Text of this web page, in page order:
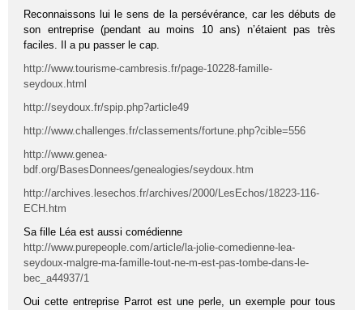
Reconnaissons lui le sens de la persévérance, car les débuts de
son entreprise (pendant au moins 10 ans) n’étaient pas très
faciles. Il a pu passer le cap.
http://www.tourisme-cambresis.fr/page-10228-famille-
seydoux.html
http://seydoux.fr/spip.php?article49
http://www.challenges.fr/classements/fortune.php?cible=556
http://www.genea-
bdf.org/BasesDonnees/genealogies/seydoux.htm
http://archives.lesechos.fr/archives/2000/LesEchos/18223-116-
ECH.htm
Sa fille Léa est aussi comédienne
http://www.purepeople.com/article/la-jolie-comedienne-lea-
seydoux-malgre-ma-famille-tout-ne-m-est-pas-tombe-dans-le-
bec_a44937/1
Oui cette entreprise Parrot est une perle, un exemple pour tous